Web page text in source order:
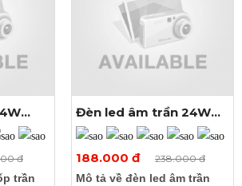
300
3000K / 4000K
Kích thước (Ø x H): 300
x 10mm
Khoét lỗ: Ø280mm
đ
trần
Xem thêm ảnh
Đèn led âm trần 24W
tròn màu trắng
188.000 đ
238.000 đ
Mô tả về đèn led âm trần